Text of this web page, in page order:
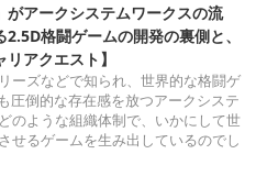
がアークシステムワークスの流
格闘ゲームの開発の裏側と、
アクエスト】
ーズなどで知られ、世界的な格闘ゲ
圧倒的な存在感を放つアークシステ
のような組織体制で、いかにして世
せるゲームを生み出しているのでし